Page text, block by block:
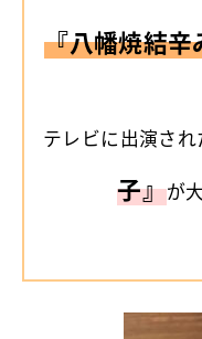
『八幡焼結辛
テレビに出演さ
子』が